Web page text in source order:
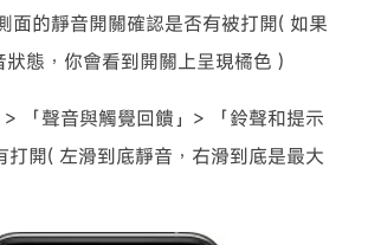
面的靜音開關確認是否有被打開( 如果
態，你會看到開關上呈現橘色 )
「聲音與觸覺回饋」> 「鈴聲和提示
打開( 左滑到底靜音，右滑到底是最大